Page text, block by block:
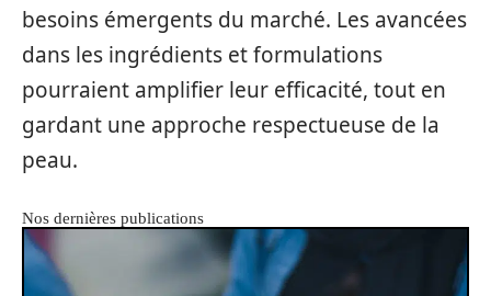
besoins émergents du marché. Les avancées
dans les ingrédients et formulations
pourraient amplifier leur efficacité, tout en
gardant une approche respectueuse de la
peau.
Nos dernières publications